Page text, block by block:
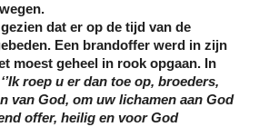
dat er op de tijd van de
Een brandoffer werd in zijn
moest geheel in rook opgaan. In
‘’Ik roep u er dan toe op, broeders,
van God, om uw lichamen aan God
offer, heilig en voor God